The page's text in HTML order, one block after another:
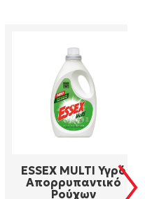
ESSEX MULTI Υγρό
Απορρυπαντικό
Ρούχων